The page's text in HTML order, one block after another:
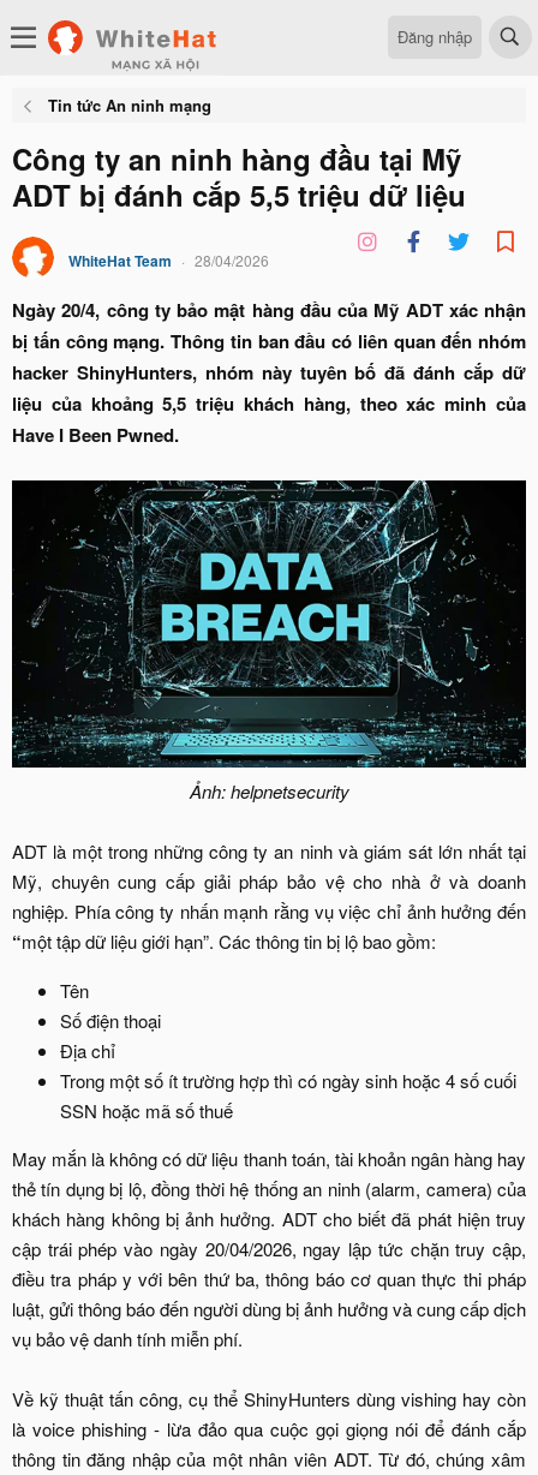
Đăng nhập
Tin tức An ninh mạng
Công ty an ninh hàng đầu tại Mỹ
ADT bị đánh cắp 5,5 triệu dữ liệu
WhiteHat Team 28/04/2026
Ngày 20/4, công ty bảo mật hàng đầu của Mỹ ADT xác nhận
bị tấn công mạng. Thông tin ban đầu có liên quan đến nhóm
hacker ShinyHunters, nhóm này tuyên bố đã đánh cắp dữ
liệu của khoảng 5,5 triệu khách hàng, theo xác minh của
Have I Been Pwned.
Ảnh: helpnetsecurity
ADT là một trong những công ty an ninh và giám sát lớn nhất tại
Mỹ, chuyên cung cấp giải pháp bảo vệ cho nhà ở và doanh
nghiệp. Phía công ty nhấn mạnh rằng vụ việc chỉ ảnh hưởng đến
“một tập dữ liệu giới hạn”. Các thông tin bị lộ bao gồm:​
Tên
Số điện thoại
Địa chỉ
Trong một số ít trường hợp thì có ngày sinh hoặc 4 số cuối
SSN hoặc mã số thuế
May mắn là không có dữ liệu thanh toán, tài khoản ngân hàng hay
thẻ tín dụng bị lộ, đồng thời hệ thống an ninh (alarm, camera) của
khách hàng không bị ảnh hưởng. ADT cho biết đã phát hiện truy
cập trái phép vào ngày 20/04/2026, ngay lập tức chặn truy cập,
điều tra pháp y với bên thứ ba, thông báo cơ quan thực thi pháp
luật, gửi thông báo đến người dùng bị ảnh hưởng và cung cấp dịch
vụ bảo vệ danh tính miễn phí.
Về kỹ thuật tấn công, cụ thể ShinyHunters dùng vishing hay còn
là voice phishing - lừa đảo qua cuộc gọi giọng nói để đánh cắp
thông tin đăng nhập của một nhân viên ADT. Từ đó, chúng xâm